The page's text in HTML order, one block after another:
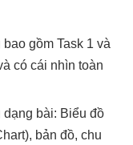
gồm Task 1 và
có cái nhìn toàn
bài: Biểu đồ
bản đồ, chu